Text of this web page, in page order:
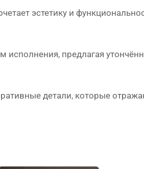
эстетику и
предлагая
детали, которые